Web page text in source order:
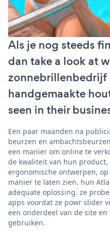
Als je nog steeds
dan take a look at
zonnebrillenbedrijf
handgemaakte
seen in their
Een paar maanden na
beurzen en
een manier om online te
de kwaliteit van hun
ergonomische ontwerpen,
manier te laten zien. hun
adequate oplossing. ze
apps voordat ze powr slider
een onderdeel van de site
gebruiken.